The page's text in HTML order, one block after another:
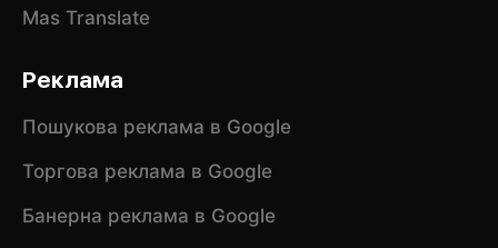
Mas Translate
Реклама
Пошукова реклама в Google
Торгова реклама в Google
Банерна реклама в Google